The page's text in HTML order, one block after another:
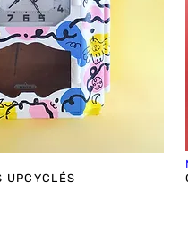
UPCYCLÉS